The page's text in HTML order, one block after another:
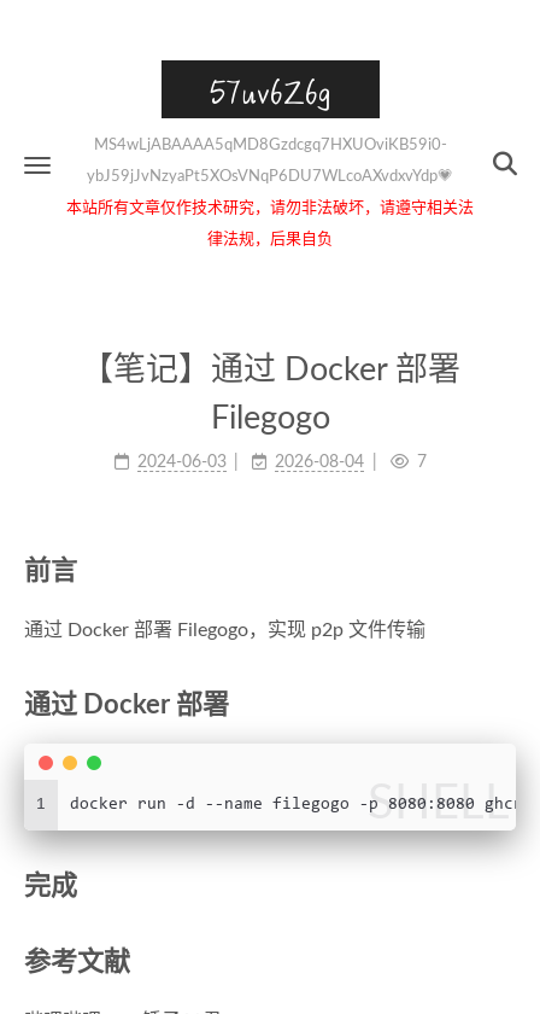
57uv6Z6g
MS4wLjABAAAA5qMD8Gzdcgq7HXUOviKB59i0-
ybJ59jJvNzyaPt5XOsVNqP6DU7WLcoAXvdxvYdp💗
本站所有文章仅作技术研究，请勿非法破坏，请遵守相关法
律法规，后果自负
【笔记】通过 Docker 部署
Filegogo
2024-06-03 2026-08-04 7
前言
通过 Docker 部署 Filegogo，实现 p2p 文件传输
通过 Docker 部署
SHELL
1 docker run -d --name filegogo -p 8080:8080
完成
参考文献